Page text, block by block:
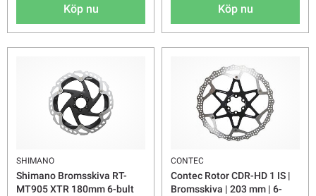
Köp nu Köp nu
SHIMANO
Shimano Bromsskiva RT-
MT905 XTR 180mm 6-bult
CONTEC
Contec Rotor CDR-HD 1 IS |
Bromsskiva | 203 mm | 6-